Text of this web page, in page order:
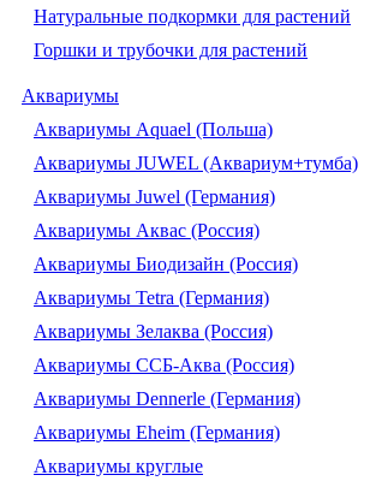
Натуральные подкормки для растений
Горшки и трубочки для растений
Аквариумы
Аквариумы Aquael (Польша)
Аквариумы JUWEL (Аквариум+тумба)
Аквариумы Juwel (Германия)
Аквариумы Аквас (Россия)
Аквариумы Биодизайн (Россия)
Аквариумы Tetra (Германия)
Аквариумы Зелаква (Россия)
Аквариумы ССБ-Аква (Россия)
Аквариумы Dennerle (Германия)
Аквариумы Eheim (Германия)
Аквариумы круглые